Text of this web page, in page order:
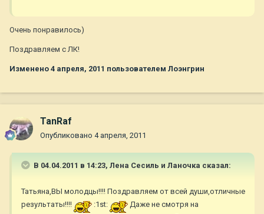
Очень понравилось)
Поздравляем с ЛК!
Изменено 4 апреля, 2011 пользователем Лоэнгрин
TanRaf
Опубликовано 4 апреля, 2011
В 04.04.2011 в 14:23, Лена Сесиль и Ланочка сказал:
Татьяна,ВЫ молодцы!!!! Поздравляем от всей души,отличные
результаты!!!!
:1st:
Даже не смотря на